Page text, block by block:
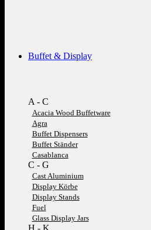
Buffet & Display
A - C
Acacia Wood Buffetware
Agra
Buffet Dispensers
Buffet Ständer
Casablanca
C - G
Cast Aluminium
Display Körbe
Display Stands
Fuel
Glass Display Jars
H - K